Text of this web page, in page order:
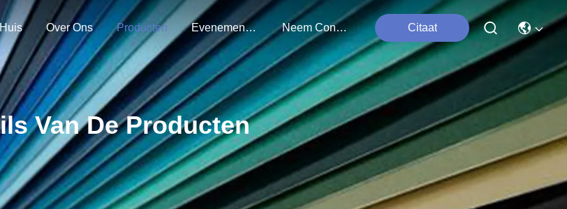
Huis Over Ons Producten Evenementen Neem Contact Met Ons Op Citaat
Van De Producten